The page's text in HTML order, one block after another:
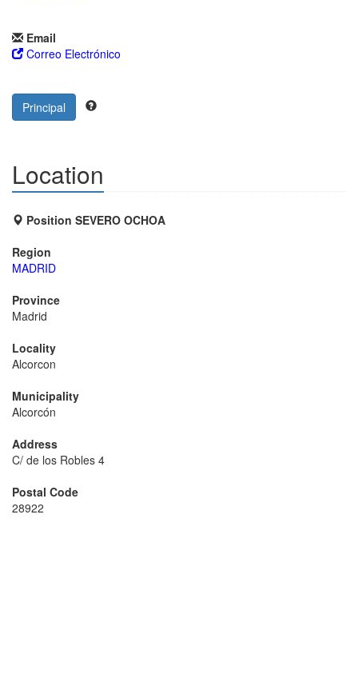
Email
Correo Electrónico
Principal
Location
Position SEVERO OCHOA
Region
MADRID
Province
Madrid
Locality
Alcorcon
Municipality
Alcorcón
Address
C/ de los Robles 4
Postal Code
28922